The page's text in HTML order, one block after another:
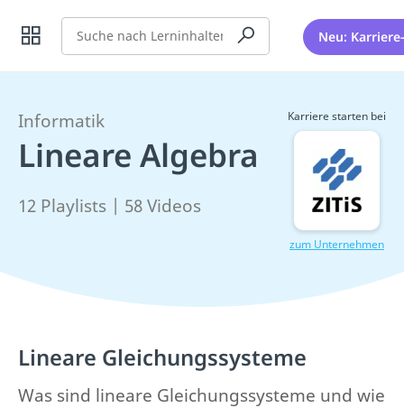
Suche Neu:
Informatik
Lineare Algebra
12 Playlists | 58 Videos
Karriere starten bei
zum Unternehmen
Lineare Gleichungssysteme
Was sind lineare Gleichungssysteme und wie